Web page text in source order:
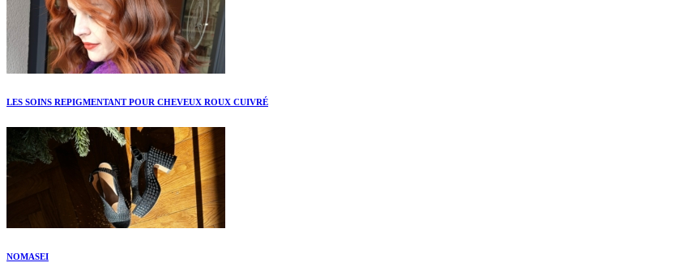
LES SOINS REPIGMENTANT POUR CHEVEUX ROUX CUIVRÉ
NOMASEI